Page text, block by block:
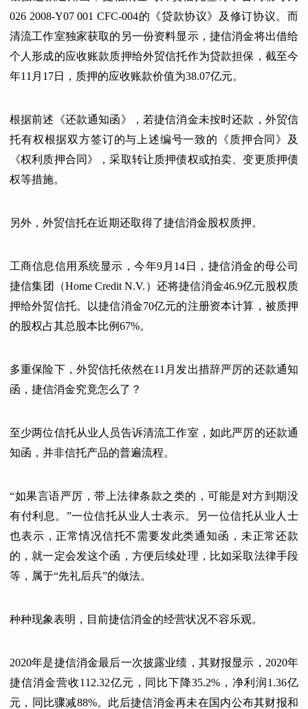
026 2008-Y07 001 CFC-004的《贷款协议》及修订协议。而
清流工作室独家获取的另一份资料显示，捷信消金将出借给
个人形成的应收账款质押给外贸信托作为贷款担保，截至今
年11月17日，质押的应收账款价值为38.07亿元。
根据前述《还款通知函》，若捷信消金未按时还款，外贸信
托有权根据双方签订的与上述编号一致的《质押合同》及
《权利质押合同》，采取转让质押债权或拍卖、变更质押债
权等措施。
另外，外贸信托在近期还取得了捷信消金股权质押。
工商信息信用系统显示，今年9月14日，捷信消金的母公司
捷信集团（Home Credit N.V.）还将捷信消金46.9亿元股权质
押给外贸信托。以捷信消金70亿元的注册资本计算，被质押
的股权占其总股本比例67%。
多重保险下，外贸信托依然在11月发出措辞严厉的还款通知
函，捷信消金究竟怎么了？
至少两位信托从业人员告诉清流工作室，如此严厉的还款通
知函，并非信托产品的普遍流程。
“如果言语严厉，带上法律条款之类的，可能是对方到期没
有付利息。”一位信托从业人士表示。另一位信托从业人士
也表示，正常情况信托不需要发此类通知函，未正常还款
的，就一定会发这个函，方便后续处理，比如采取法律手段
等，属于“先礼后兵”的做法。
种种现象表明，目前捷信消金的经营状况不容乐观。
2020年是捷信消金最后一次披露业绩，其财报显示，2020年
捷信消金营收112.32亿元，同比下降35.2%，净利润1.36亿
元，同比骤减88%。此后捷信消金再未在国内公布其财报和